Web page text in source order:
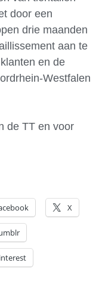
door een
drie maanden
aan te
en de
Westfalen
de TT en voor
X